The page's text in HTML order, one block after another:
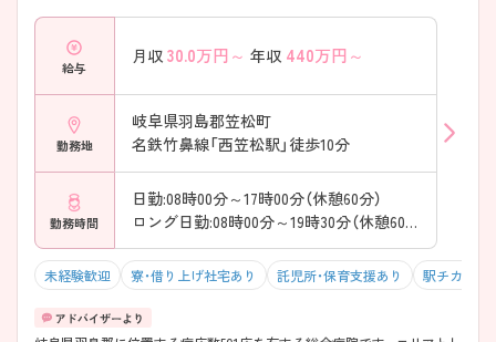
給与
月収 30.0万円～ 年収 440万円～
勤務地
岐阜県羽島郡笠松町
名鉄竹鼻線「西笠松駅」徒歩10分
勤務時間
日勤:08時00分～17時00分（休憩60分）
ロング日勤:08時00分～19時30分（休憩60分）
未経験歓迎 寮・借り上げ社宅あり 託児所・保育支援あり 駅チカ（徒